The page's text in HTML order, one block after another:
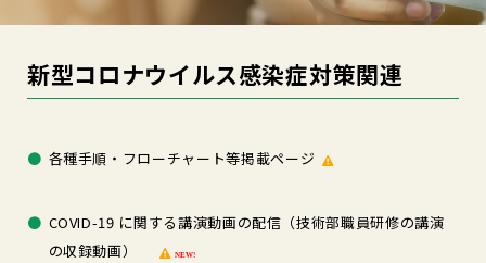
新型コロナウイルス感染症対策関連
各種手順・フローチャート等掲載ページ
COVID-19 に関する講演動画の配信（技術部職員研修の講演
の収録動画）
NEW!